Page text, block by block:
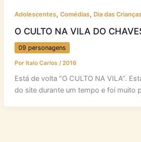
Adolescentes, Comédias, Dia das
O CULTO NA VILA DO
09 personagens
Por Italo Carlos /2016
Está de volta “O CULTO NA VILA”.
do site durante um tempo e foi muito